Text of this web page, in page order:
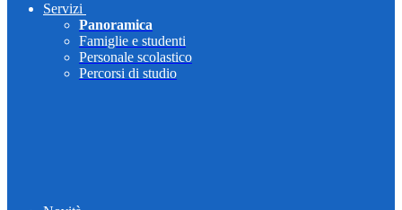
Servizi
Panoramica
Famiglie e studenti
Personale scolastico
Percorsi di studio